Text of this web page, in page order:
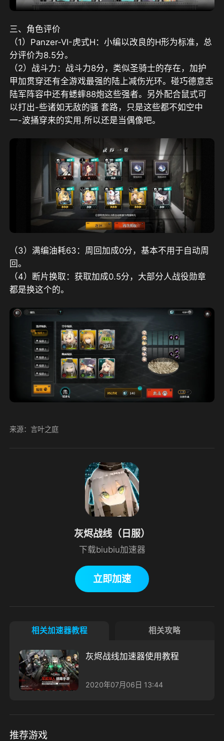
三、角色评价
（1）Panzer-VI-虎式H：小编以改良的H形为标准，总
分评价为8.5分。
（2）战斗力：战斗力8分，类似圣骑士的存在，加护
甲加贯穿还有全游戏最强的陆上减伤光环。碰巧德意志
陆军阵容中还有蟋蟀88炮这些强者。另外配合鼠式可
以打出-些诸如无敌的骚 套路，只是这些都不如空中
一-波捅穿来的实用.所以还是当偶像吧。
（3）满编油耗63：周回加成0分，基本不用于自动周
回。
（4）断片换取：获取加成0.5分，大部分人战役勋章
都是换这个的。
来源：言叶之庭
灰烬战线（日服）
下载biubiu加速器
立即加速
相关加速器教程 相关攻略
灰烬战线加速器使用教程
2020年07月06日 13:44
推荐游戏